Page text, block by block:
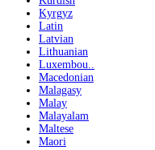
Kyrgyz
Latin
Latvian
Lithuanian
Luxembou..
Macedonian
Malagasy
Malay
Malayalam
Maltese
Maori